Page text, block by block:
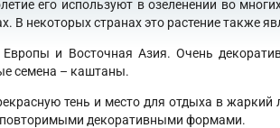
его используют в озеленении во
некоторых странах это растение также
и Восточная Азия. Очень
семена – каштаны.
тень и место для отдыха в
декоративными формами.